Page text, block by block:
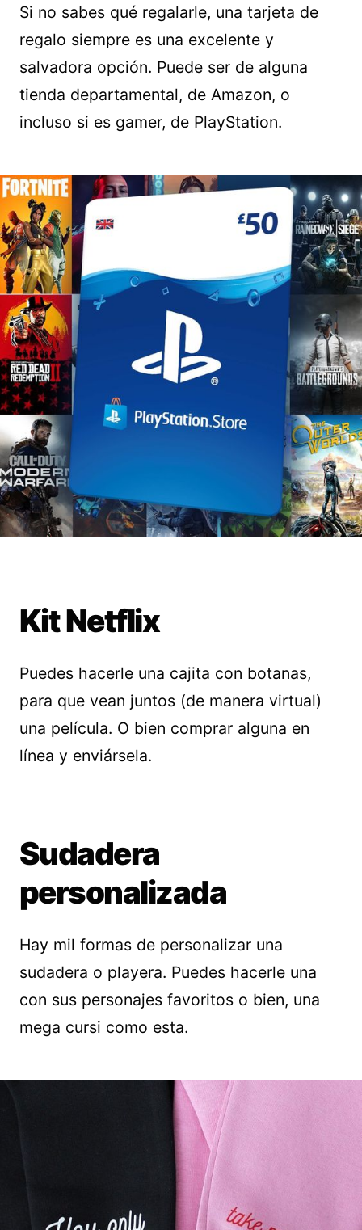
Si no sabes qué regalarle, una tarjeta de
regalo siempre es una excelente y
salvadora opción. Puede ser de alguna
tienda departamental, de Amazon, o
incluso si es gamer, de PlayStation.
Kit Netflix
Puedes hacerle una cajita con botanas,
para que vean juntos (de manera virtual)
una película. O bien comprar alguna en
línea y enviársela.
Sudadera
personalizada
Hay mil formas de personalizar una
sudadera o playera. Puedes hacerle una
con sus personajes favoritos o bien, una
mega cursi como esta.